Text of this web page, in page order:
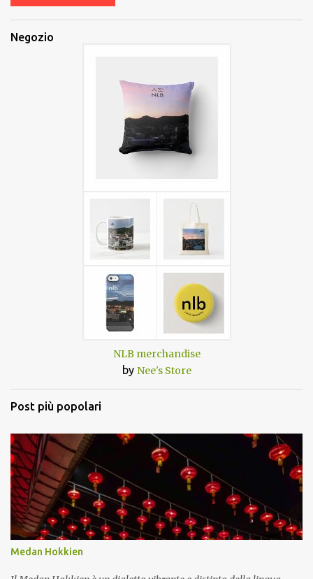
Negozio
NLB merchandise
by Nee's Store
Post più popolari
Medan Hokkien